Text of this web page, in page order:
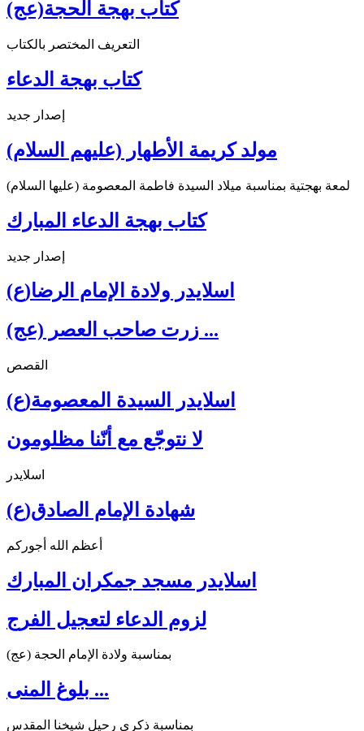
كتاب بهجة الحجة(عج)
التعريف المختصر بالكتاب
كتاب بهجة الدعاء
إصدار جديد
مولد كريمة الأطهار (عليهم السلام)
لمعة بهجتية بمناسبة ميلاد السيدة فاطمة المعصومة (عليها السلام)
كتاب بهجة الدعاء المبارك
إصدار جديد
اسلايدر ولادة الإمام الرضا(ع)
زرت صاحب العصر (عج) ...
القصص
اسلايدر السيدة المعصومة(ع)
لا نتوجّع مع أنّنا مظلومون
اسلايدر
شهادة الإمام الصادق(ع)
أعظم الله أجوركم
اسلايدر مسجد جمكران المبارك
لزوم الدعاء لتعجيل الفرج
بمناسبة ولادة الإمام الحجة (عج)
بلوغ المنى ...
بمناسبة ذكرى رحيل شيخنا المقدس